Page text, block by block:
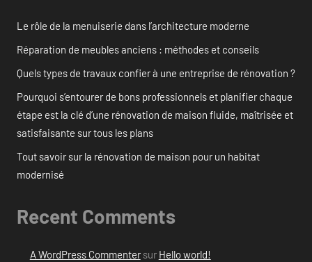
Le rôle de la menuiserie dans l’architecture moderne
Réparation de meubles anciens : méthodes et conseils
Quels types de travaux confier à une entreprise de rénovation ?
Pourquoi s’entourer de bons professionnels et planifier chaque
étape est la clé d’une rénovation de maison fluide, maîtrisée et
satisfaisante sur tous les plans
Tout savoir sur la rénovation de maison pour un habitat
modernisé
Recent Comments
A WordPress Commentersur Hello world!